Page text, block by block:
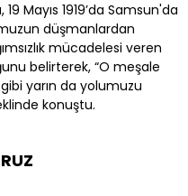
Mayıs 1919’da Samsun'da
düşmanlardan
mücadelesi veren
belirterek, “O meşale
yarın da yolumuzu
konuştu.